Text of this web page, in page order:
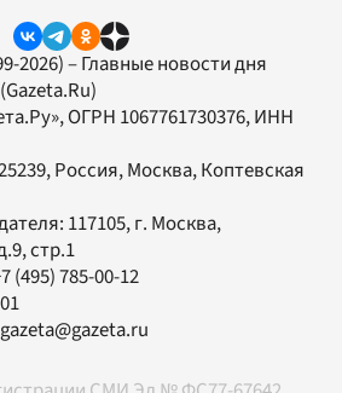
2026) – Главные новости дня
(Gazeta.Ru)
, ОГРН 1067761730376, ИНН
Россия, Москва, Коптевская
117105, г. Москва,
стр.1
(495) 785-00-12
gazeta@gazeta.ru